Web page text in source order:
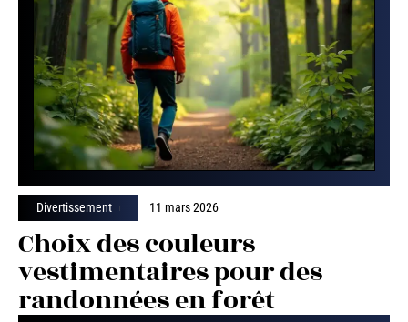
Divertissement 11 mars 2026
Choix des couleurs
vestimentaires pour des
randonnées en forêt